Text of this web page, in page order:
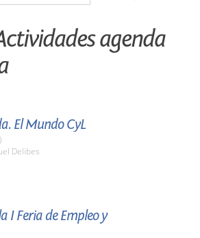
agenda
El Mundo CyL
Delibes
I Feria de Empleo y